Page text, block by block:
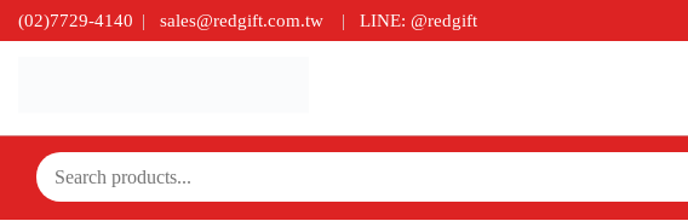
(02)7729-4140 sales@redgift.com.tw LINE: @redgift